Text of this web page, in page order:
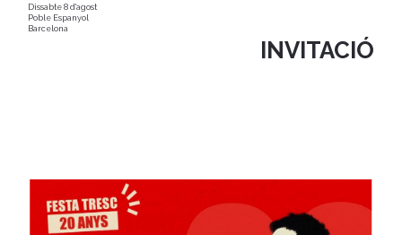
Dissabte 8 d'agost
Poble Espanyol
Barcelona
INVITACIÓ